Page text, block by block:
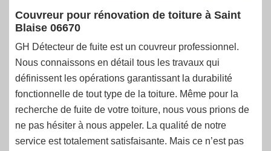
Couvreur pour rénovation de toiture à Saint
Blaise 06670
GH Détecteur de fuite est un couvreur professionnel.
Nous connaissons en détail tous les travaux qui
définissent les opérations garantissant la durabilité
fonctionnelle de tout type de la toiture. Même pour la
recherche de fuite de votre toiture, nous vous prions de
ne pas hésiter à nous appeler. La qualité de notre
service est totalement satisfaisante. Mais ce n’est pas